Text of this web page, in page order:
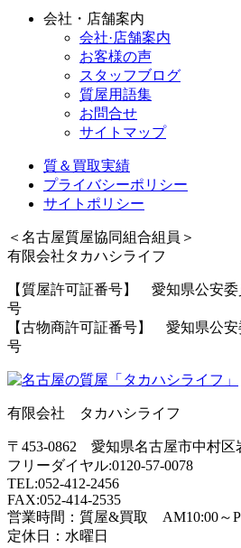
会社・店舗案内
会社·店舗案内
お客様の声
スタッフブログ
質屋用語集
お問合せ
サイトマップ
質＆買取実績
プライバシーポリシー
サイトポリシー
＜名古屋質屋協同組合組員＞
有限会社タカハシライフ
【質屋許可証番号】 愛知県公安
号
【古物商許可証番号】 愛知県公
号
有限会社 タカハシライフ
〒453-0862 愛知県名古屋市中村区
フリーダイヤル:0120-57-0078
TEL:052-412-2456
FAX:052-414-2535
営業時間：質屋&買取 AM10:00～
定休日：水曜日